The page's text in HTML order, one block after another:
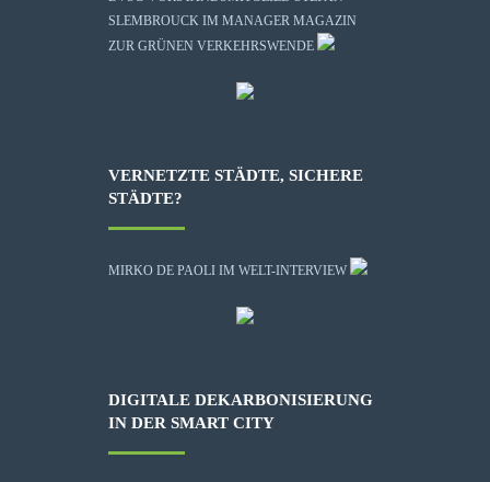
SLEMBROUCK IM MANAGER MAGAZIN
ZUR GRÜNEN VERKEHRSWENDE
VERNETZTE STÄDTE, SICHERE
STÄDTE?
MIRKO DE PAOLI IM WELT-INTERVIEW
DIGITALE DEKARBONISIERUNG
IN DER SMART CITY